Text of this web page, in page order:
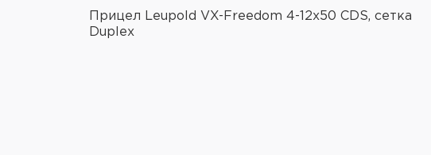
Прицел Leupold VX-Freedom 4-12x50 CDS, сетка
Duplex